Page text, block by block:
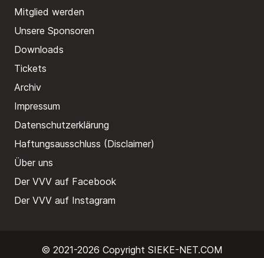
Mitglied werden
Unsere Sponsoren
Downloads
Tickets
Archiv
Impressum
Datenschutzerklärung
Haftungsausschluss (Disclaimer)
Über uns
Der VVV auf Facebook
Der VVV auf Instagram
© 2021-2026 Copyright SIEKE-NET.COM